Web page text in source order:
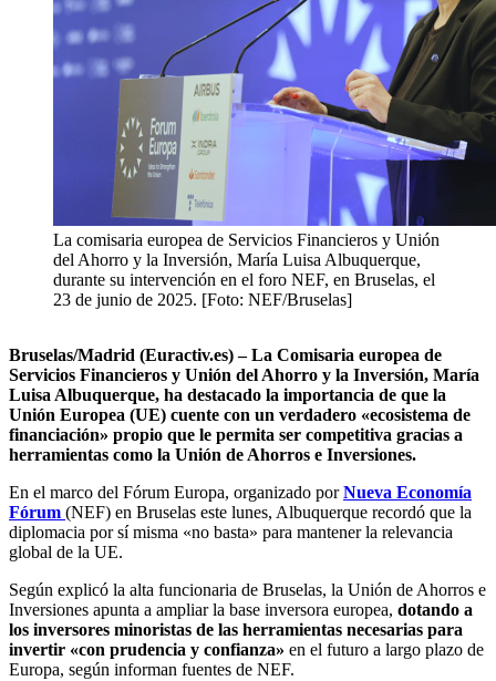
La comisaria europea de Servicios Financieros y Unión
del Ahorro y la Inversión, María Luisa Albuquerque,
durante su intervención en el foro NEF, en Bruselas, el
23 de junio de 2025. [Foto: NEF/Bruselas]
Bruselas/Madrid (Euractiv.es) – La Comisaria europea de
Servicios Financieros y Unión del Ahorro y la Inversión, María
Luisa Albuquerque, ha destacado la importancia de que la
Unión Europea (UE) cuente con un verdadero «ecosistema de
financiación» propio que le permita ser competitiva gracias a
herramientas como la Unión de Ahorros e Inversiones.
En el marco del Fórum Europa, organizado porNueva Economía
Fórum (NEF) en Bruselas este lunes, Albuquerque recordó que la
diplomacia por sí misma «no basta» para mantener la relevancia
global de la UE.
Según explicó la alta funcionaria de Bruselas, la Unión de Ahorros e
Inversiones apunta a ampliar la base inversora europea, dotando a
los inversores minoristas de las herramientas necesarias para
invertir «con prudencia y confianza» en el futuro a largo plazo de
Europa, según informan fuentes de NEF.